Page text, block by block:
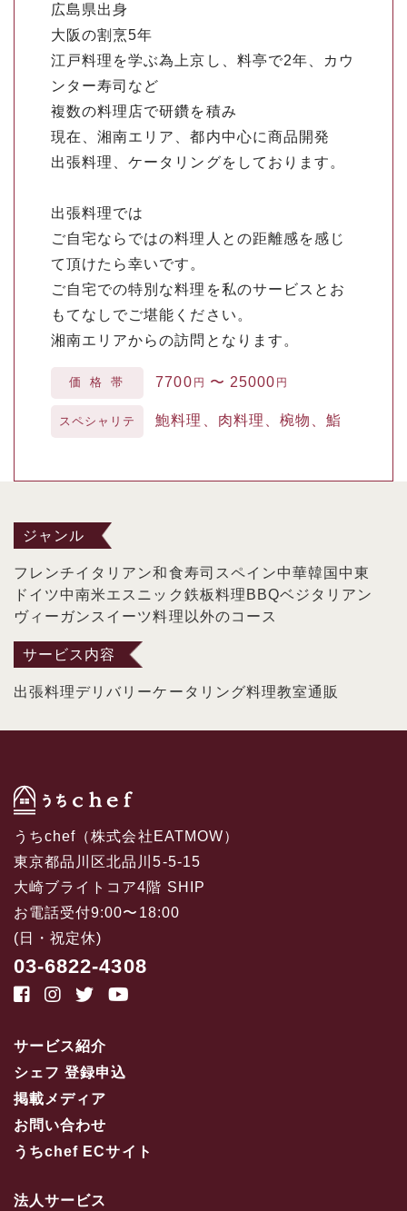
広島県出身
大阪の割烹5年
江戸料理を学ぶ為上京し、料亭で2年、カウ
ンター寿司など
複数の料理店で研鑽を積み
現在、湘南エリア、都内中心に商品開発
出張料理、ケータリングをしております。
出張料理では
ご自宅ならではの料理人との距離感を感じ
て頂けたら幸いです。
ご自宅での特別な料理を私のサービスとお
もてなしでご堪能ください。
湘南エリアからの訪問となります。
価格帯 7700 円 〜 25000 円
スペシャリテ 鮑料理、肉料理、椀物、鮨
ジャンル
フレンチイタリアン和食寿司 スペイン中華韓国 中東
ドイツ中南米エスニック 鉄板料理 BBQベジタリアン
ヴィーガン スイーツ料理以外のコース
サービス内容
出張料理デリバリーケータリング料理教室通販
うちchef（株式会社EATMOW）
東京都品川区北品川5-5-15
大崎ブライトコア4階 SHIP
お電話受付9:00〜18:00
(日・祝定休)
03-6822-4308
サービス紹介
シェフ 登録申込
掲載メディア
お問い合わせ
うちchef ECサイト
法人サービス